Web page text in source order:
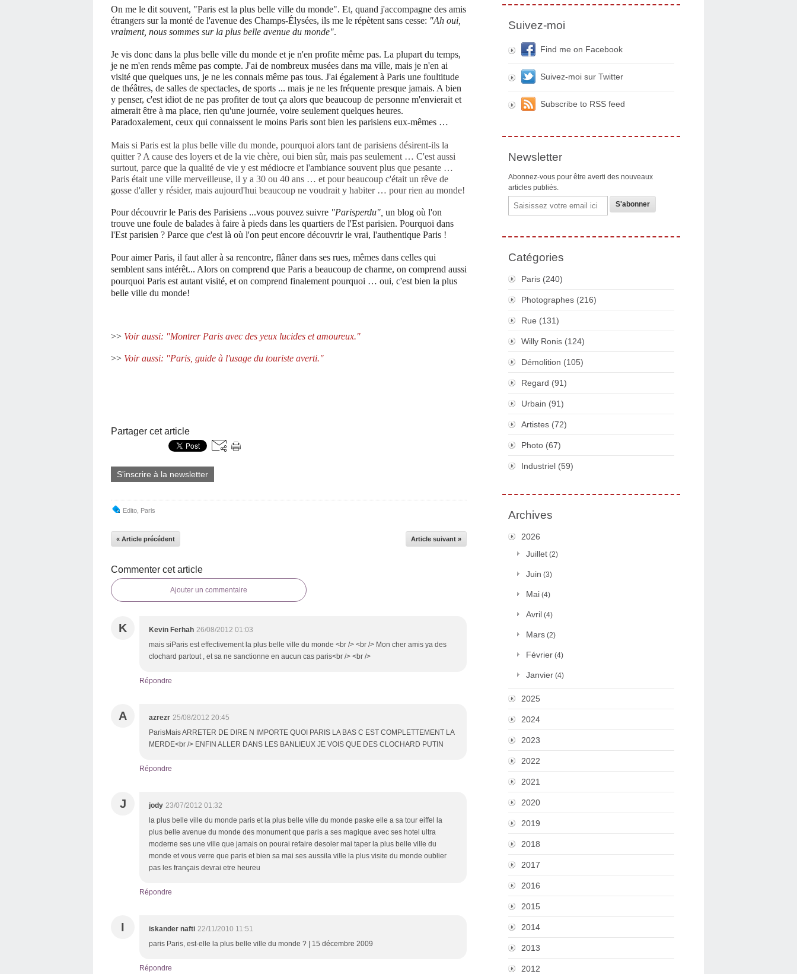
On me le dit souvent, "Paris est la plus belle ville du monde". Et, quand j'accompagne des amis
étrangers sur la monté de l'avenue des Champs-Élysées, ils me le répètent sans cesse: "Ah oui,
vraiment, nous sommes sur la plus belle avenue du monde".
Je vis donc dans la plus belle ville du monde et je n'en profite même pas. La plupart du temps,
je ne m'en rends même pas compte. J'ai de nombreux musées dans ma ville, mais je n'en ai
visité que quelques uns, je ne les connais même pas tous. J'ai également à Paris une foultitude
de théâtres, de salles de spectacles, de sports ... mais je ne les fréquente presque jamais. A bien
y penser, c'est idiot de ne pas profiter de tout ça alors que beaucoup de personne m'envierait et
aimerait être à ma place, rien qu'une journée, voire seulement quelques heures.
Paradoxalement, ceux qui connaissent le moins Paris sont bien les parisiens eux-mêmes …
Mais si Paris est la plus belle ville du monde, pourquoi alors tant de parisiens désirent-ils la
quitter ? A cause des loyers et de la vie chère, oui bien sûr, mais pas seulement … C'est aussi
surtout, parce que la qualité de vie y est médiocre et l'ambiance souvent plus que pesante …
Paris était une ville merveilleuse, il y a 30 ou 40 ans … et pour beaucoup c'était un rêve de
gosse d'aller y résider, mais aujourd'hui beaucoup ne voudrait y habiter … pour rien au monde!
Pour découvrir le Paris des Parisiens ...vous pouvez suivre "Parisperdu", un blog où l'on
trouve une foule de balades à faire à pieds dans les quartiers de l'Est parisien. Pourquoi dans
l'Est parisien ? Parce que c'est là où l'on peut encore découvrir le vrai, l'authentique Paris !
Pour aimer Paris, il faut aller à sa rencontre, flâner dans ses rues, mêmes dans celles qui
semblent sans intérêt... Alors on comprend que Paris a beaucoup de charme, on comprend aussi
pourquoi Paris est autant visité, et on comprend finalement pourquoi … oui, c'est bien la plus
belle ville du monde!
>> Voir aussi: "Montrer Paris avec des yeux lucides et amoureux."
>> Voir aussi: "Paris, guide à l'usage du touriste averti."
Partager cet article
S'inscrire à la newsletter
Edito Paris
« Article précédent Article suivant »
Commenter cet article
Ajouter un commentaire
K Kevin Ferhah 26/08/2012 01:03
mais siParis est effectivement la plus belle ville du monde <br /> <br /> Mon cher amis ya des
clochard partout , et sa ne sanctionne en aucun cas paris<br /> <br />
Répondre
A azrezr 25/08/2012 20:45
ParisMais ARRETER DE DIRE N IMPORTE QUOI PARIS LA BAS C EST COMPLETTEMENT LA
MERDE<br /> ENFIN ALLER DANS LES BANLIEUX JE VOIS QUE DES CLOCHARD PUTIN
Répondre
J jody 23/07/2012 01:32
la plus belle ville du monde paris et la plus belle ville du monde paske elle a sa tour eiffel la
plus belle avenue du monde des monument que paris a ses magique avec ses hotel ultra
moderne ses une ville que jamais on pourai refaire desoler mai taper la plus belle ville du
monde et vous verre que paris et bien sa mai ses aussila ville la plus visite du monde oublier
pas les français devrai etre heureu
Répondre
I iskander nafti 22/11/2010 11:51
paris Paris, est-elle la plus belle ville du monde ? | 15 décembre 2009
Répondre
Suivez-moi
Find me on Facebook
Suivez-moi sur Twitter
Subscribe to RSS feed
Newsletter
Abonnez-vous pour être averti des nouveaux
articles publiés.
Email
Catégories
Paris (240)
Photographes (216)
Rue (131)
Willy Ronis (124)
Démolition (105)
Regard (91)
Urbain (91)
Artistes (72)
Photo (67)
Industriel (59)
Archives
2026
Juillet (2)
Juin (3)
Mai (4)
Avril (4)
Mars (2)
Février (4)
Janvier (4)
2025
2024
2023
2022
2021
2020
2019
2018
2017
2016
2015
2014
2013
2012